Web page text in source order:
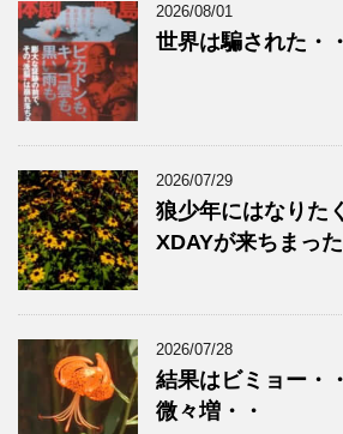
2026/08/01
世界は騙された・
2026/07/29
狼少年にはなりた
XDAYが来ちまっ
2026/07/28
結果はビミョー・
微々増・・